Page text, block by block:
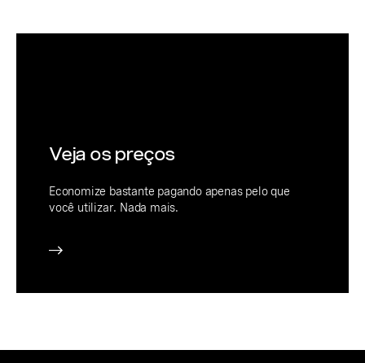
Veja os preços
Economize bastante pagando apenas pelo que
você utilizar. Nada mais.